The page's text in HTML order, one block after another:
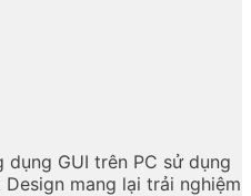
GUI trên PC sử dụng
mang lại trải nghiệm